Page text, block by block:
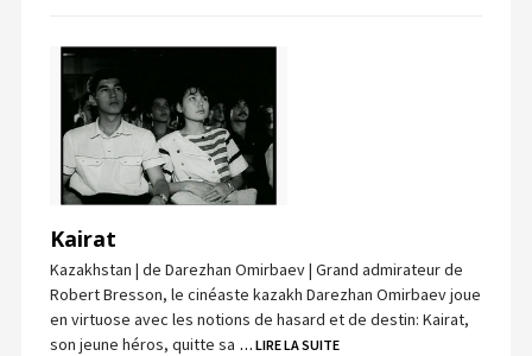
Kairat
Kazakhstan | de Darezhan Omirbaev | Grand admirateur de
Robert Bresson, le cinéaste kazakh Darezhan Omirbaev joue
en virtuose avec les notions de hasard et de destin: Kairat,
son jeune héros, quitte sa … LIRE LA SUITE